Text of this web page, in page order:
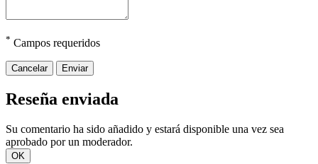
* Campos requeridos
Cancelar Enviar
Reseña enviada
Su comentario ha sido añadido y estará disponible una vez sea
aprobado por un moderador.
OK